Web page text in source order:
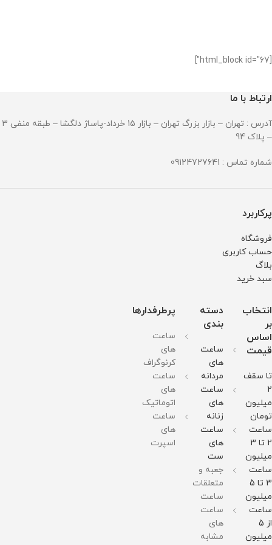
[html_block id="67"]
ارتباط با ما
آدرس : تهران – بازار بزرگ تهران – بازار 15 خرداد-پاساژ دلگشا – طبقه منفی 3
– پلاک 94
شماره تماس : 09124727641
پرکاربرد
فروشگاه
حساب کاربری
بلاگ
سبد خرید
انتخاب
بر
اساس
قیمت
تا سقف
2
میلیون
تومان
ساعت
2 تا 3
میلیون
ساعت
3 تا 5
میلیون
ساعت
از 5
میلیون
دسته
بندی
ساعت
های
مردانه
ساعت
های
زنانه
ساعت
های
ست
جعبه و
متعلقات
ساعت
ساعت
های
مشابه
پرطرفدارها
ساعت
های
کرنوگراف
ساعت
های
اتوماتیک
ساعت
های
اسپرت